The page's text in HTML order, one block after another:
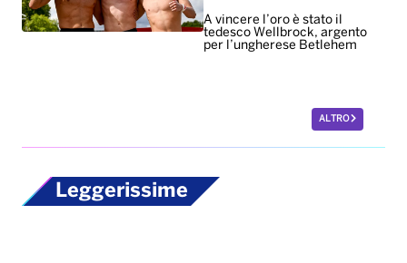
A vincere l’oro è stato il
tedesco Wellbrock, argento
per l’ungherese Betlehem
ALTRO
Leggerissime